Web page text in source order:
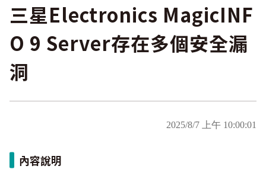
三星Electronics MagicINF
O 9 Server存在多個安全漏
洞
2025/8/7 上午 10:00:01
內容說明